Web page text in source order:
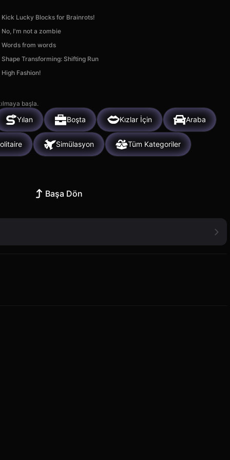
Kick Lucky Blocks for Brainrots!
No, I'm not a zombie
Words from words
Shape Transforming: Shifting Run
High Fashion!
başla.
Yılan Boşta Kızlar İçin Araba
Simülasyon Tüm Kategoriler
Başa Dön